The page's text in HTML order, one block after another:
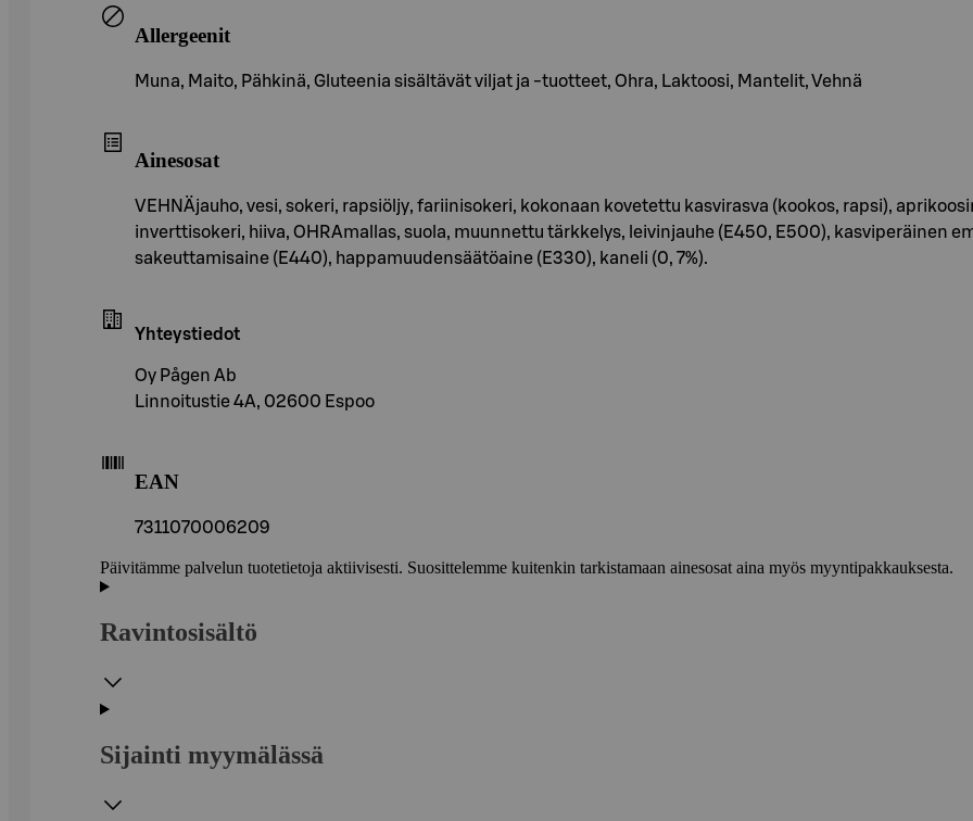
Allergeenit
Muna, Maito, Pähkinä, Gluteenia sisältävät viljat ja -tuotteet, Ohra, Laktoosi, Mantelit, Vehnä
Ainesosat
VEHNÄjauho, vesi, sokeri, rapsiöljy, fariinisokeri, kokonaan kovetettu kasvirasva (kookos, rapsi),
inverttisokeri, hiiva, OHRAmallas, suola, muunnettu tärkkelys, leivinjauhe (E450, E500), kasviperäinen
sakeuttamisaine (E440), happamuudensäätöaine (E330), kaneli (0, 7%).
Yhteystiedot
Oy Pågen Ab
Linnoitustie 4A, 02600 Espoo
EAN
7311070006209
Päivitämme palvelun tuotetietoja aktiivisesti. Suosittelemme kuitenkin tarkistamaan ainesosat aina myös myyntipakkauksesta.
Ravintosisältö
Sijainti myymälässä